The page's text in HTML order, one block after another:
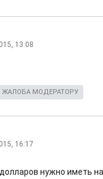
13:08
ЖАЛОБА МОДЕРАТОРУ
16:17
нужно иметь